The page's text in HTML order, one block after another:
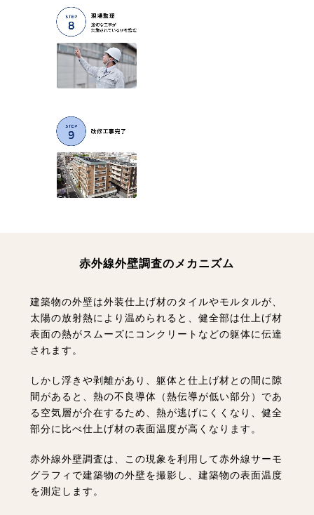
赤外線外壁調査のメカニズム
建築物の外壁は外装仕上げ材のタイルやモルタルが、
太陽の放射熱により温められると、 健全部は仕上げ材
表面の熱がスムーズにコンクリートなどの躯体に伝達
されます。
しかし浮きや剥離があり、躯体と仕上げ材との間に隙
間があると、熱の不良導体（熱伝導が低い部分）であ
る空気層が介在するため、熱が逃げにくくなり、健全
部分に比べ仕上げ材の表面温度が高くなります。
赤外線外壁調査は、この現象を利用して赤外線サーモ
グラフィで建築物の外壁を撮影し、 建築物の表面温度
を測定します。